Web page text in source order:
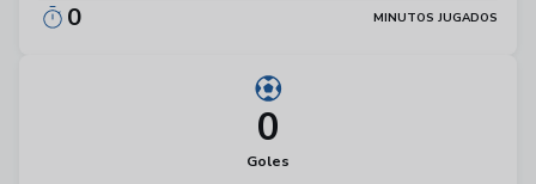
0 MINUTOS JUGADOS
0
Goles